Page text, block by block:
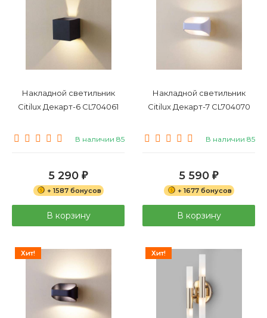
Накладной светильник
Citilux Декарт-6 CL704061
В наличии 85
5 290 ₽
+ 1587 бонусов
В корзину
Накладной светильник
Citilux Декарт-7 CL704070
В наличии 85
5 590 ₽
+ 1677 бонусов
В корзину
Хит! Хит!